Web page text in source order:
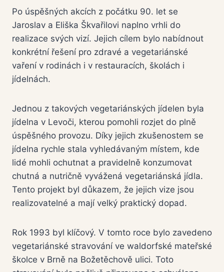
Po úspěšných akcích z počátku 90. let se
Jaroslav a Eliška Škvařilovi naplno vrhli do
realizace svých vizí. Jejich cílem bylo nabídnout
konkrétní řešení pro zdravé a vegetariánské
vaření v rodinách i v restauracích, školách i
jídelnách.
Jednou z takových vegetariánských jídelen byla
jídelna v Levoči, kterou pomohli rozjet do plně
úspěšného provozu. Díky jejich zkušenostem se
jídelna rychle stala vyhledávaným místem, kde
lidé mohli ochutnat a pravidelně konzumovat
chutná a nutričně vyvážená vegetariánská jídla.
Tento projekt byl důkazem, že jejich vize jsou
realizovatelné a mají velký praktický dopad.
Rok 1993 byl klíčový. V tomto roce bylo zavedeno
vegetariánské stravování ve waldorfské mateřské
školce v Brně na Božetěchově ulici. Toto